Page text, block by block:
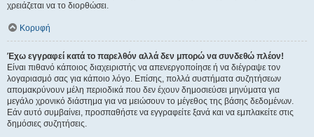
χρειάζεται να το διορθώσει.
Κορυφή
Έχω εγγραφεί κατά το παρελθόν αλλά δεν μπορώ να συνδεθώ πλέον!
Είναι πιθανό κάποιος διαχειριστής να απενεργοποίησε ή να διέγραψε τον
λογαριασμό σας για κάποιο λόγο. Επίσης, πολλά συστήματα συζητήσεων
απομακρύνουν μέλη περιοδικά που δεν έχουν δημοσιεύσει μηνύματα για
μεγάλο χρονικό διάστημα για να μειώσουν το μέγεθος της βάσης δεδομένων.
Εάν αυτό συμβαίνει, προσπαθήστε να εγγραφείτε ξανά και να εμπλακείτε στις
δημόσιες συζητήσεις.